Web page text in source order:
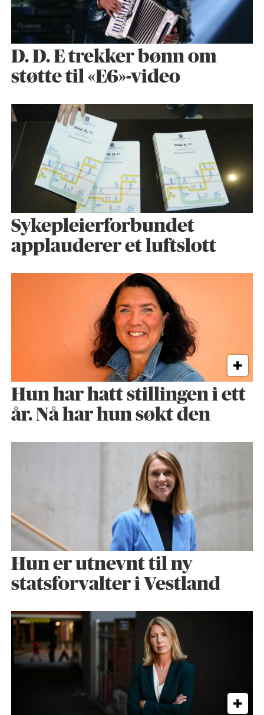
D. D. E trekker bønn om
støtte til «E6»-video
Sykepleier­forbundet
applauderer et luftslott
Hun har hatt stillingen i ett
år. Nå har hun søkt den
Hun er utnevnt til ny
statsforvalter i Vestland